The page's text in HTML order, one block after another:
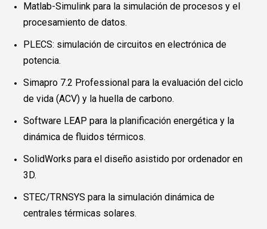
Matlab-Simulink para la simulación de procesos y el
procesamiento de datos.
PLECS: simulación de circuitos en electrónica de
potencia.
Simapro 7.2 Professional para la evaluación del ciclo
de vida (ACV) y la huella de carbono.
Software LEAP para la planificación energética y la
dinámica de fluidos térmicos.
SolidWorks para el diseño asistido por ordenador en
3D.
STEC/TRNSYS para la simulación dinámica de
centrales térmicas solares.